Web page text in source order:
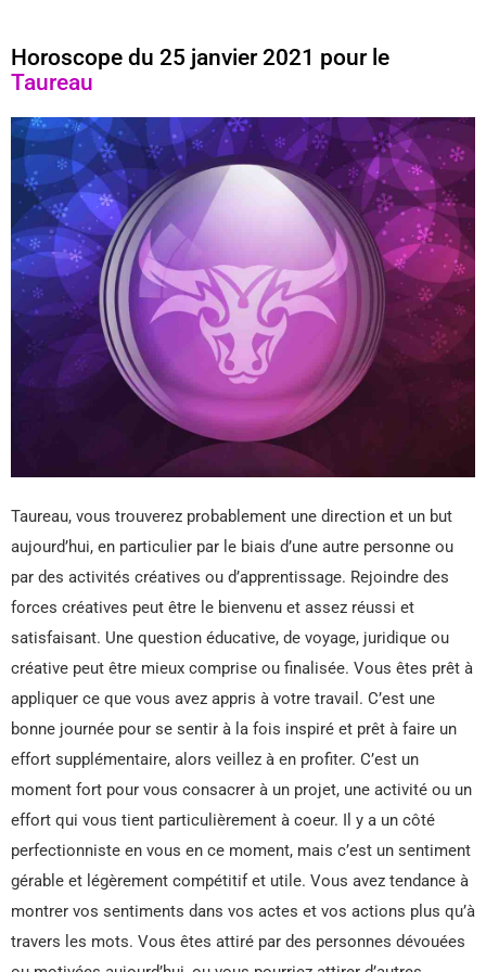
Horoscope du 25 janvier 2021 pour le
Taureau
Taureau, vous trouverez probablement une direction et un but
aujourd’hui, en particulier par le biais d’une autre personne ou
par des activités créatives ou d’apprentissage. Rejoindre des
forces créatives peut être le bienvenu et assez réussi et
satisfaisant. Une question éducative, de voyage, juridique ou
créative peut être mieux comprise ou finalisée. Vous êtes prêt à
appliquer ce que vous avez appris à votre travail. C’est une
bonne journée pour se sentir à la fois inspiré et prêt à faire un
effort supplémentaire, alors veillez à en profiter. C’est un
moment fort pour vous consacrer à un projet, une activité ou un
effort qui vous tient particulièrement à coeur. Il y a un côté
perfectionniste en vous en ce moment, mais c’est un sentiment
gérable et légèrement compétitif et utile. Vous avez tendance à
montrer vos sentiments dans vos actes et vos actions plus qu’à
travers les mots. Vous êtes attiré par des personnes dévouées